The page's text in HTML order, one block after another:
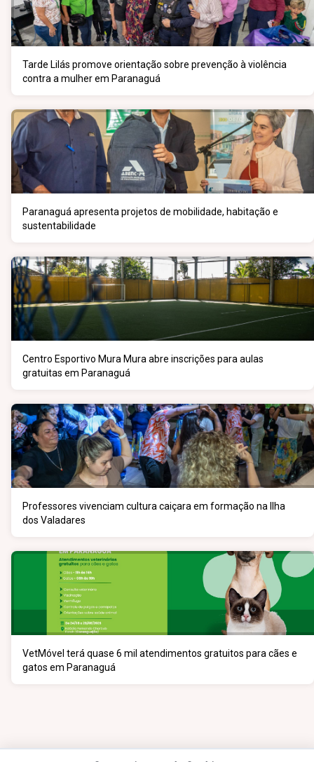
Tarde Lilás promove orientação sobre prevenção à violência
contra a mulher em Paranaguá
Paranaguá apresenta projetos de mobilidade, habitação e
sustentabilidade
Centro Esportivo Mura Mura abre inscrições para aulas
gratuitas em Paranaguá
Professores vivenciam cultura caiçara em formação na Ilha
dos Valadares
VetMóvel terá quase 6 mil atendimentos gratuitos para cães e
gatos em Paranaguá